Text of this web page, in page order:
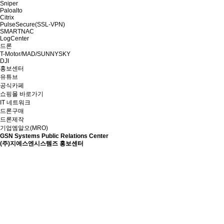
Sniper
Paloalto
Citrix
PulseSecure(SSL-VPN)
SMARTNAC
LogCenter
드론
T-Motor/MAD/SUNNYSKY
DJI
홍보센터
유튜브
공식카페
쇼핑몰 바로가기
IT 네트워크
드론구매
드론제작
기업엠알오(MRO)
GSN Systems Public Relations Center
(주)지에스엔시스템즈 홍보센터